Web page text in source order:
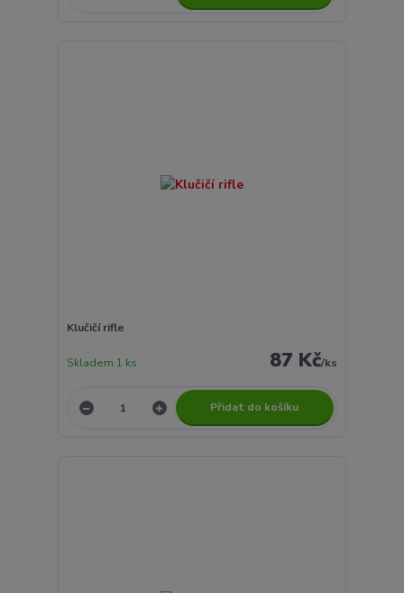
Klučičí rifle
87 Kč/ks
Skladem 1 ks
Přidat do košíku